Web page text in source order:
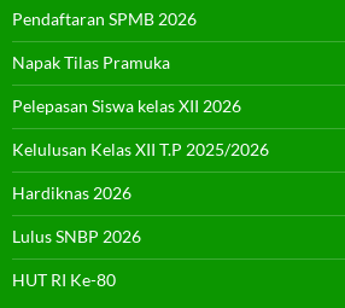
Pendaftaran SPMB 2026
Napak Tilas Pramuka
Pelepasan Siswa kelas XII 2026
Kelulusan Kelas XII T.P 2025/2026
Hardiknas 2026
Lulus SNBP 2026
HUT RI Ke-80